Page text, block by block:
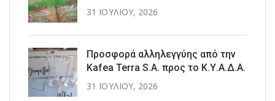
31 ΙΟΥΛΊΟΥ, 2026
Προσφορά αλληλεγγύης από την
Kafea Terra S.A. προς το Κ.Υ.Α.Δ.Α.
31 ΙΟΥΛΊΟΥ, 2026